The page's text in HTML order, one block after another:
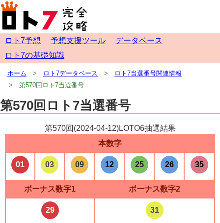
ロト7予想 予想支援ツール
データベース
ロト7の基礎知識
ホーム ロト7データベース
ロト7当選番号関連情報
第570回ロト7当選番号
第570回ロト7当選番号
第570回(2024-04-12)LOTO6抽選結果
本数字
01 03 09 12 25 26 35
ボーナス数字1 ボーナス数字2
29 31